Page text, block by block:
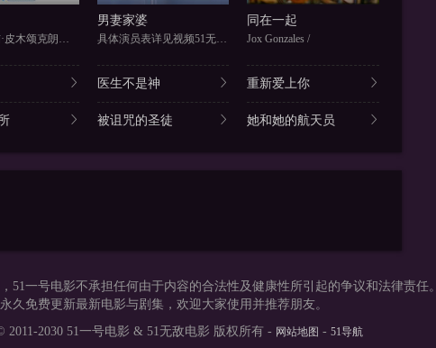
可林桑拉铺·皮木颂克朗、萨达农
男妻家婆
具体演员表详见视频51无敌电影
同在一起
Jox Gonzales /
医生不是神 重新爱上你
被诅咒的圣徒 她和她的航天员
51一号电影不承担任何由于内容的合法性及健康性所引起的争议和法律责任。
久免费更新最新电影与剧集，欢迎大家使用并推荐朋友。
2011-2030 51一号电影 & 51无敌电影 版权所有 - 网站地图 - 51导航